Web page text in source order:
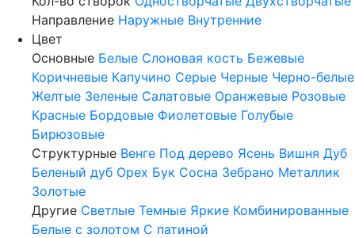
Направление Наружные Внутренние
Цвет
Основные Белые Слоновая кость Бежевые
Коричневые Капучино Серые Черные Черно-белые
Желтые Зеленые Салатовые Оранжевые Розовые
Красные Бордовые Фиолетовые Голубые
Бирюзовые
Структурные Венге Под дерево Ясень Вишня Дуб
Беленый дуб Орех Бук Сосна Зебрано Металлик
Золотые
Другие Светлые Темные Яркие Комбинированные
Белые с золотом С патиной